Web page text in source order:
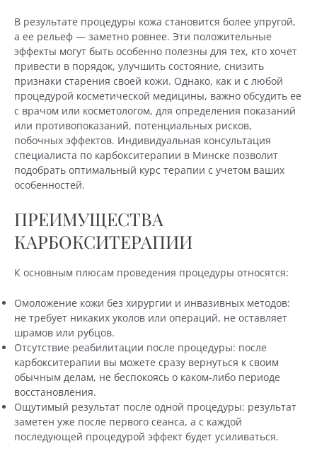
В результате процедуры кожа становится более упругой,
а ее рельеф — заметно ровнее. Эти положительные
эффекты могут быть особенно полезны для тех, кто хочет
привести в порядок, улучшить состояние, снизить
признаки старения своей кожи. Однако, как и с любой
процедурой косметической медицины, важно обсудить ее
с врачом или косметологом, для определения показаний
или противопоказаний, потенциальных рисков,
побочных эффектов. Индивидуальная консультация
специалиста по карбокситерапии в Минске позволит
подобрать оптимальный курс терапии с учетом ваших
особенностей.
ПРЕИМУЩЕСТВА
КАРБОКСИТЕРАПИИ
К основным плюсам проведения процедуры относятся:
Омоложение кожи без хирургии и инвазивных методов:
не требует никаких уколов или операций, не оставляет
шрамов или рубцов.
Отсутствие реабилитации после процедуры: после
карбокситерапии вы можете сразу вернуться к своим
обычным делам, не беспокоясь о каком-либо периоде
восстановления.
Ощутимый результат после одной процедуры: результат
заметен уже после первого сеанса, а с каждой
последующей процедурой эффект будет усиливаться.